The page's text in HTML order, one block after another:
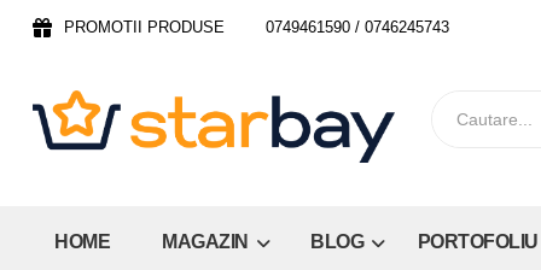
PROMOTII PRODUSE 0749461590 / 0746245743
HOME MAGAZIN BLOG PORTOFOLIU